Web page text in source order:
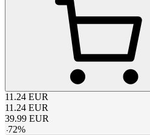
11.24 EUR
11.24 EUR
39.99 EUR
-72%